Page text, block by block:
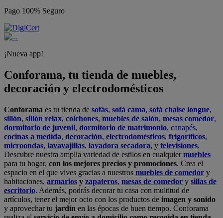
Pago 100% Seguro
¡Nueva app!
Conforama, tu tienda de muebles,
decoración y electrodomésticos
Conforama es tu tienda de sofás, sofá cama, sofá chaise longue,
sillón, sillón relax, colchones, muebles de salón, mesas comedor,
dormitorio de juvenil, dormitorio de matrimonio, canapés,
cocinas a medida, decoración, electrodomésticos, frigoríficos,
microondas, lavavajillas, lavadora secadora, y televisiones.
Descubre nuestra amplia variedad de estilos en cualquiermuebles
para tu hogar, con los mejores precios y promociones. Crea el
espacio en el que vives gracias a nuestros muebles de comedor y
habitaciones, armarios y zapateros, mesas de comedor y sillas de
escritorio. Además, podrás decorar tu casa con multitud de
artículos, tener el mejor ocio con los productos de imagen y sonido
y aprovechar tu jardín en las épocas de buen tiempo. Conforama